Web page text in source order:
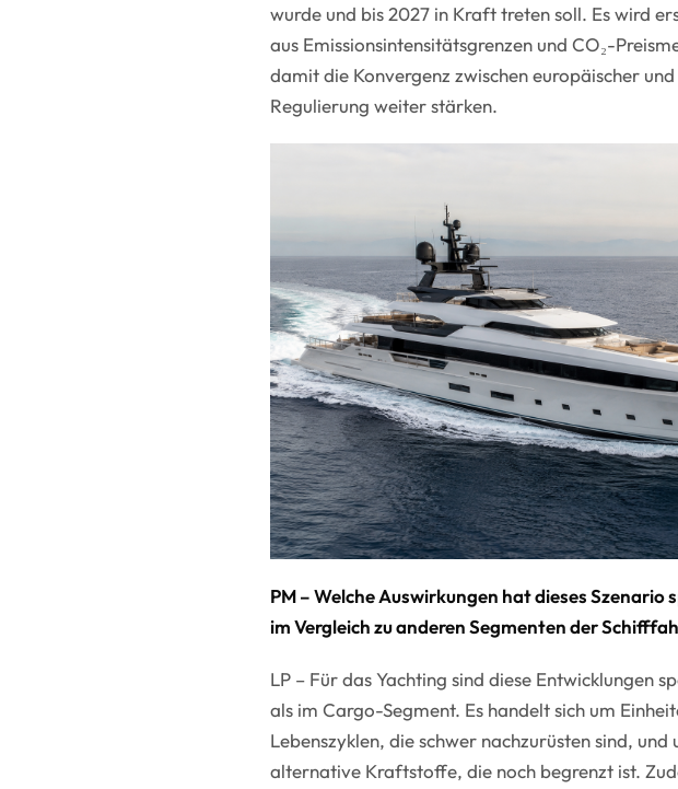
wurde und bis 2027 in Kraft treten soll. Es wird
aus Emissionsintensitätsgrenzen und CO₂-
damit die Konvergenz zwischen europäischer
Regulierung weiter stärken.
PM – Welche Auswirkungen hat dieses Szenario
im Vergleich zu anderen Segmenten der
LP – Für das Yachting sind diese Entwicklungen
als im Cargo-Segment. Es handelt sich um
Lebenszyklen, die schwer nachzurüsten sind,
alternative Kraftstoffe, die noch begrenzt ist.